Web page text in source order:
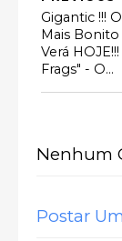
Gigantic !!!
Mais Bonito
Verá
Frags" - O...
Nenhum
Postar